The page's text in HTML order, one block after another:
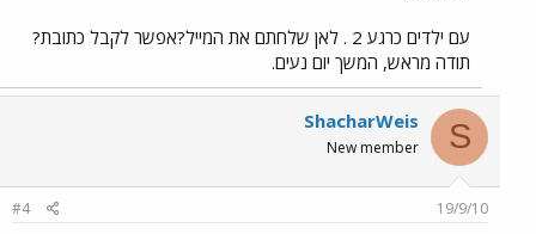
עם ילדים כרגע 2 . לאן שלחתם את המייל?אפשר לקבל כתובת?
תודה מראש, המשך יום נעים.
S
ShacharWeis
New member
19/9/10
#4